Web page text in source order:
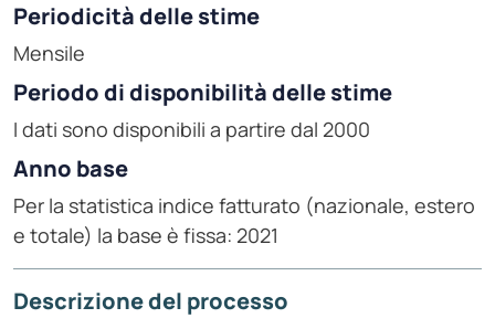
Periodicità delle stime
Mensile
Periodo di disponibilità delle stime
I dati sono disponibili a partire dal 2000
Anno base
Per la statistica indice fatturato (nazionale, estero
e totale) la base è fissa: 2021
Descrizione del processo